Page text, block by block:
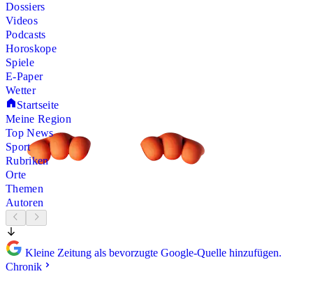
Dossiers
Videos
Podcasts
Horoskope
Spiele
E-Paper
Wetter
Startseite
Meine Region
Top News
Sport
Rubriken
Orte
Themen
Autoren
Kleine Zeitung als bevorzugte Google-Quelle hinzufügen.
Chronik